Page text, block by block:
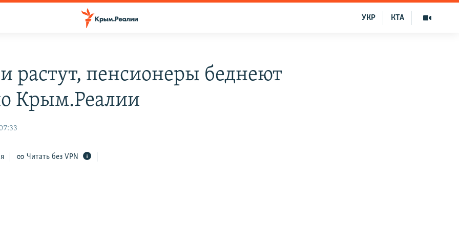
КТА
УКР
растут, пенсионеры беднеют
Крым.Реалии
Читать без VPN